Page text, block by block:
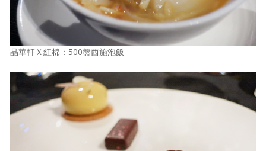
晶華軒Ｘ紅棉：500盤西施泡飯